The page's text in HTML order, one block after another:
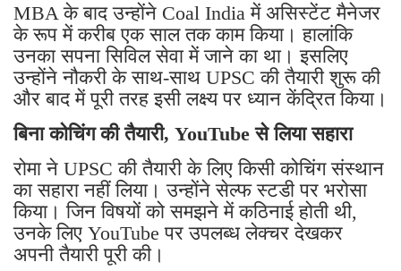
MBA के बाद उन्होंने Coal India में असिस्टेंट मैनेजर
के रूप में करीब एक साल तक काम किया। हालांकि
उनका सपना सिविल सेवा में जाने का था। इसलिए
उन्होंने नौकरी के साथ-साथ UPSC की तैयारी शुरू की
और बाद में पूरी तरह इसी लक्ष्य पर ध्यान केंद्रित किया।
बिना कोचिंग की तैयारी, YouTube से लिया सहारा
रोमा ने UPSC की तैयारी के लिए किसी कोचिंग संस्थान
का सहारा नहीं लिया। उन्होंने सेल्फ स्टडी पर भरोसा
किया। जिन विषयों को समझने में कठिनाई होती थी,
उनके लिए YouTube पर उपलब्ध लेक्चर देखकर
अपनी तैयारी पूरी की।